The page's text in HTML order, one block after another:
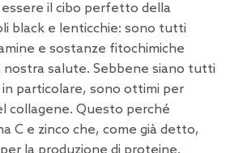
il cibo perfetto della
black e lenticchie: sono tutti
e sostanze fitochimiche
salute. Sebbene siano tutti
in particolare, sono ottimi per
collagene. Questo perché
C e zinco che, come già detto,